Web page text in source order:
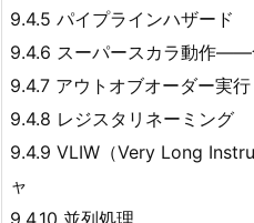
9.4.5 パイプラインハザード
9.4.6 スーパースカラ動作――
9.4.7 アウトオブオーダー実行
9.4.8 レジスタリネーミング
9.4.9 VLIW（Very Long
ャ